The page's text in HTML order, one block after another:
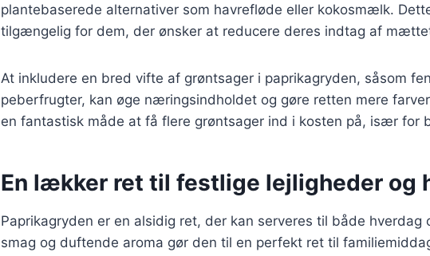
plantebaserede alternativer som havrefløde eller kokosmælk.
tilgængelig for dem, der ønsker at reducere deres indtag af
At inkludere en bred vifte af grøntsager i paprikagryden, såsom
peberfrugter, kan øge næringsindholdet og gøre retten mere
en fantastisk måde at få flere grøntsager ind i kosten på, især for
En lækker ret til festlige lejligheder og
Paprikagryden er en alsidig ret, der kan serveres til både hverdag
smag og duftende aroma gør den til en perfekt ret til